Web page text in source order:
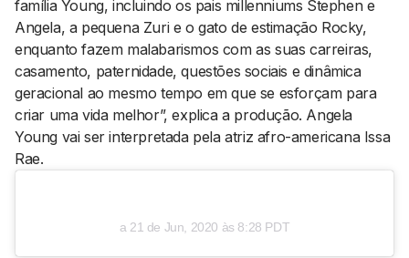
família Young, incluindo os pais millenniums Stephen e
Angela, a pequena Zuri e o gato de estimação Rocky,
enquanto fazem malabarismos com as suas carreiras,
casamento, paternidade, questões sociais e dinâmica
geracional ao mesmo tempo em que se esforçam para
criar uma vida melhor”, explica a produção. Angela
Young vai ser interpretada pela atriz afro-americana Issa
Rae.
a 21 de Jun, 2020 às 8:28 PDT